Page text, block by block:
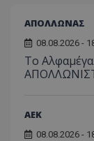
ΑΠΟΛΛΩΝΑΣ
08.08.2026 -
Το Αλφαμέγα
ΑEK
08.08.2026 -